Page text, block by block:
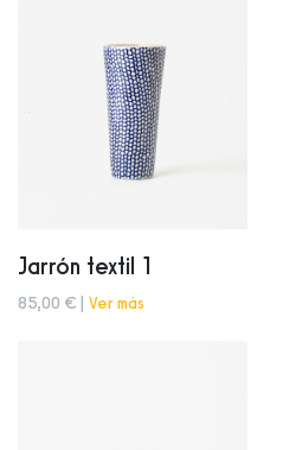
Jarrón textil 1
85,00 € | Ver más